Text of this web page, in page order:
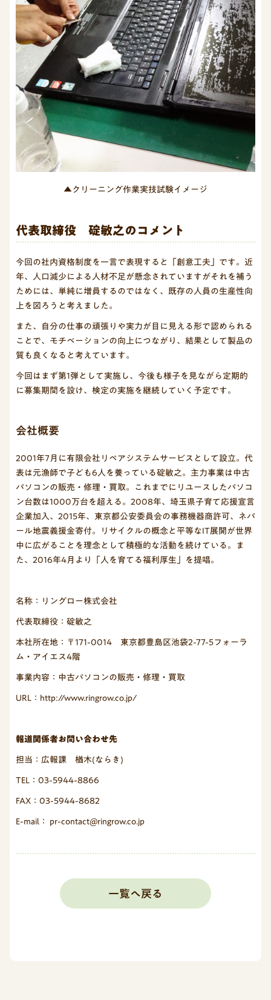
▲クリーニング作業実技試験イメージ
代表取締役 碇敏之のコメント
今回の社内資格制度を一言で表現すると「創意工夫」です。近
年、人口減少による人材不足が懸念されていますがそれを補う
ためには、単純に増員するのではなく、既存の人員の生産性向
上を図ろうと考えました。
また、自分の仕事の頑張りや実力が目に見える形で認められる
ことで、モチベーションの向上につながり、結果として製品の
質も良くなると考えています。
今回はまず第1弾として実施し、今後も様子を見ながら定期的
に募集期間を設け、検定の実施を継続していく予定です。
会社概要
2001年7月に有限会社リペアシステムサービスとして設立。代
表は元漁師で子ども6人を養っている碇敏之。主力事業は中古
パソコンの販売・修理・買取。これまでにリユースしたパソコ
ン台数は1000万台を超える。2008年、埼玉県子育て応援宣言
企業加入、2015年、東京都公安委員会の事務機器商許可、ネパ
ール地震義援金寄付。リサイクルの概念と平等なIT展開が世界
中に広がることを理念として積極的な活動を続けている。ま
た、2016年4月より「人を育てる福利厚生」を提唱。
名称：リングロー株式会社
代表取締役：碇敏之
本社所在地：〒171-0014 東京都豊島区池袋2-77-5フォーラ
ム・アイエス4階
事業内容：中古パソコンの販売・修理・買取
URL：http://www.ringrow.co.jp/
報道関係者お問い合わせ先
担当：広報課 楢木(ならき)
TEL：03-5944-8866
FAX：03-5944-8682
E-mail： pr-contact@ringrow.co.jp
一覧へ戻る